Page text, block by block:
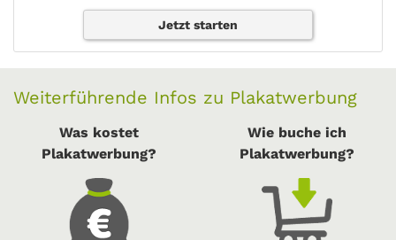
Jetzt starten
Weiterführende Infos zu Plakatwerbung
Was kostet
Plakatwerbung?
Wie buche ich
Plakatwerbung?